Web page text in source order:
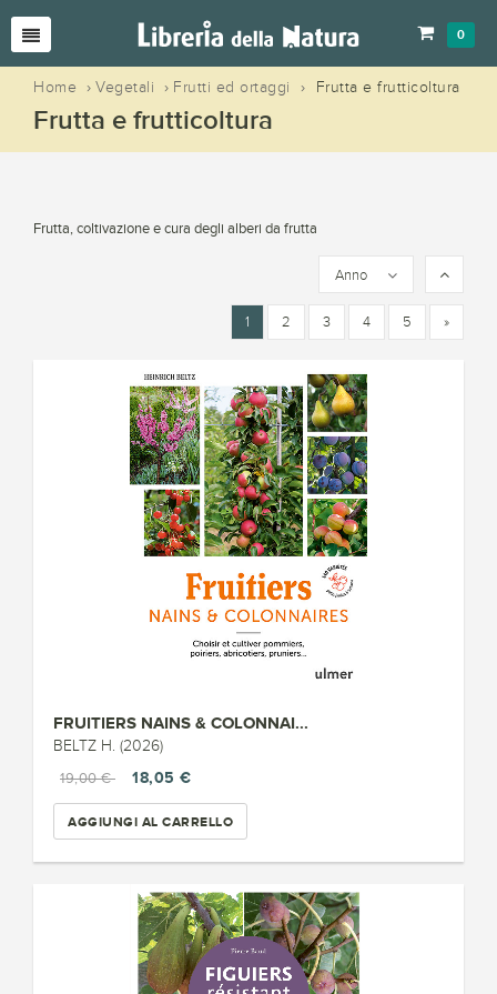
0
Home › Vegetali › Frutti ed ortaggi › Frutta e frutticoltura
Frutta e frutticoltura
Frutta, coltivazione e cura degli alberi da frutta
Anno
1 2 3 4 5 »
FRUITIERS NAINS & COLONNAI...
BELTZ H. (2026)
19,00 €
18,05 €
AGGIUNGI AL CARRELLO